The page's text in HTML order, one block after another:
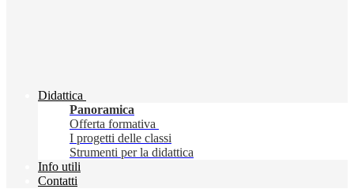
Didattica
Panoramica
Offerta formativa
I progetti delle classi
Strumenti per la didattica
Info utili
Contatti